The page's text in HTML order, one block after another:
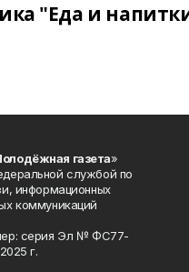
"Еда и
газета»
службой по
информационных
коммуникаций
серия Эл № ФС77-
г.